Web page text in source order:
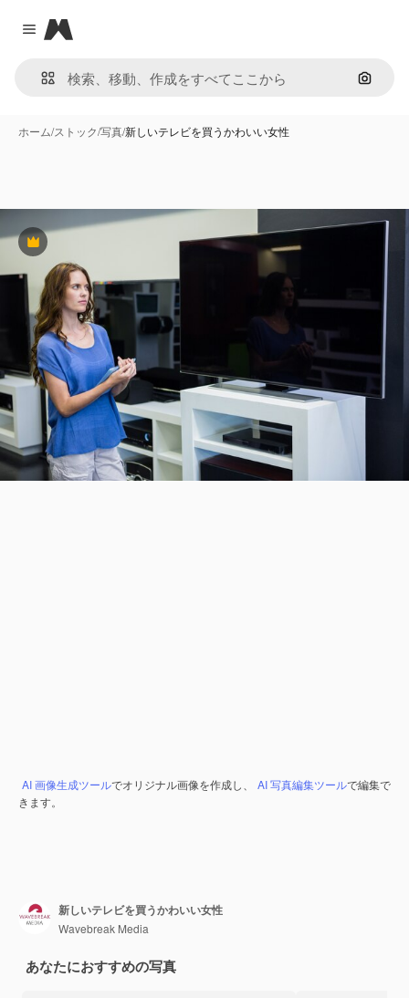
Close menu
Magnific
画像で
ホーム/ストック/写真/新しいテレビを買うかわいい女性
Premium
AI 画像生成ツールでオリジナル画像を作成し、 AI 写真編集ツールで編集で
きます。
新しいテレビを買うかわいい女性
Wavebreak Media
あなたにおすすめの写真